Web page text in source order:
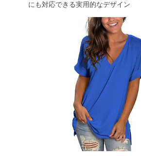
にも対応できる実用的なデザイン